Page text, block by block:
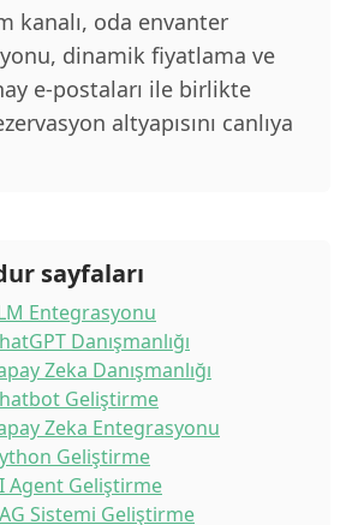
kanalı, oda envanter
dinamik fiyatlama ve
e-postaları ile birlikte
altyapısını canlıya
sayfaları
Entegrasyonu
Danışmanlığı
Zeka Danışmanlığı
Geliştirme
Zeka Entegrasyonu
Geliştirme
Agent Geliştirme
Sistemi Geliştirme